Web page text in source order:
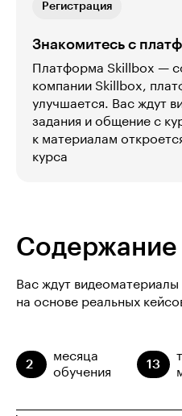
Регистрация
Знакомитесь с
Платформа Skillbox —
компании Skillbox,
улучшается. Вас ждут
задания и общение с
к материалам
курса
Содержание
Вас ждут видеоматериалы
на основе реальных
2
месяца
обучения
13